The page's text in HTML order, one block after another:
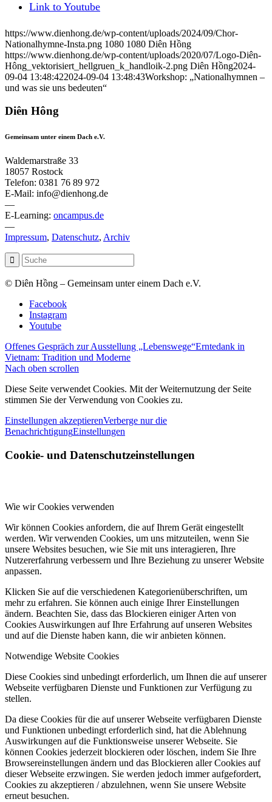
Link to Youtube
https://www.dienhong.de/wp-content/uploads/2024/09/Chor-
Nationalhymne-Insta.png 1080 1080 Diên Hồng
https://www.dienhong.de/wp-content/uploads/2020/07/Logo-Diên-
Hông_vektorisiert_hellgruen_k_handloik-2.png Diên Hồng2024-
09-04 13:48:422024-09-04 13:48:43Workshop: „Nationalhymnen –
und was sie uns bedeuten“
Diên Hông
Gemeinsam unter einem Dach e.V.
Waldemarstraße 33
18057 Rostock
Telefon: 0381 76 89 972
E-Mail: info@dienhong.de
—
E-Learning: oncampus.de
—
Impressum, Datenschutz, Archiv
© Diên Hồng – Gemeinsam unter einem Dach e.V.
Facebook
Instagram
Youtube
Offenes Gespräch zur Ausstellung „Lebenswege“Erntedank in
Vietnam: Tradition und Moderne
Nach oben scrollen
Diese Seite verwendet Cookies. Mit der Weiternutzung der Seite
stimmen Sie der Verwendung von Cookies zu.
Einstellungen akzeptierenVerberge nur die
BenachrichtigungEinstellungen
Cookie- und Datenschutzeinstellungen
Wie wir Cookies verwenden
Wir können Cookies anfordern, die auf Ihrem Gerät eingestellt
werden. Wir verwenden Cookies, um uns mitzuteilen, wenn Sie
unsere Websites besuchen, wie Sie mit uns interagieren, Ihre
Nutzererfahrung verbessern und Ihre Beziehung zu unserer Website
anpassen.
Klicken Sie auf die verschiedenen Kategorienüberschriften, um
mehr zu erfahren. Sie können auch einige Ihrer Einstellungen
ändern. Beachten Sie, dass das Blockieren einiger Arten von
Cookies Auswirkungen auf Ihre Erfahrung auf unseren Websites
und auf die Dienste haben kann, die wir anbieten können.
Notwendige Website Cookies
Diese Cookies sind unbedingt erforderlich, um Ihnen die auf unserer
Webseite verfügbaren Dienste und Funktionen zur Verfügung zu
stellen.
Da diese Cookies für die auf unserer Webseite verfügbaren Dienste
und Funktionen unbedingt erforderlich sind, hat die Ablehnung
Auswirkungen auf die Funktionsweise unserer Webseite. Sie
können Cookies jederzeit blockieren oder löschen, indem Sie Ihre
Browsereinstellungen ändern und das Blockieren aller Cookies auf
dieser Webseite erzwingen. Sie werden jedoch immer aufgefordert,
Cookies zu akzeptieren / abzulehnen, wenn Sie unsere Website
erneut besuchen.